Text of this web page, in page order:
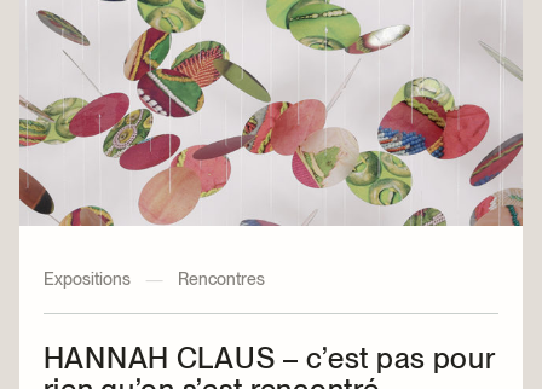
Expositions — Rencontres
HANNAH CLAUS – c’est pas pour